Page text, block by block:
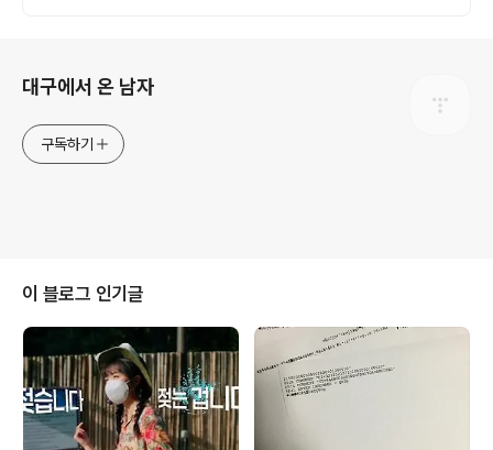
대구에서 온 남자
구독하기
이 블로그 인기글